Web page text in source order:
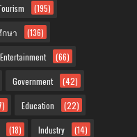
(195)
กษา (136)
Entertainment (66)
Government (42)
Education (22)
(18) Industry (14)